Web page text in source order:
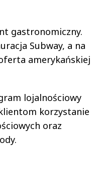
gastronomiczny.
Subway, a na
amerykańskiej
lojalnościowy
korzystanie
oraz